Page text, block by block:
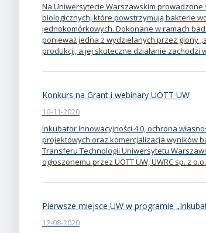
Na Uniwersytecie Warszawskim
biologicznych, które powstrzymują bakterie
jednokomórkowych. Dokonane w ramach
ponieważ jedna z wydzielanych przez glony
produkcji, a jej skuteczne działanie zachodzi
Konkurs na Grant i webinary UOTT UW
10-11-2020
Inkubator Innowacyjności 4.0, ochrona
projektowych oraz komercjalizacja wyników
Transferu Technologii Uniwersytetu
ogłoszonemu przez UOTT UW, UWRC sp. z
Pierwsze miejsce UW w programie
12-08-2020